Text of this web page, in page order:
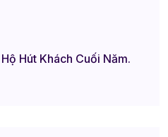
Hút Khách Cuối Năm.